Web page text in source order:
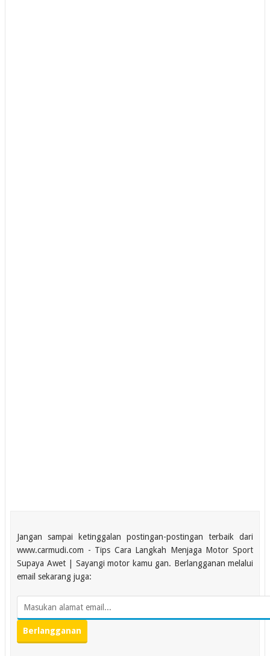
Jangan sampai ketinggalan postingan-postingan terbaik dari
www.carmudi.com - Tips Cara Langkah Menjaga Motor Sport
Supaya Awet | Sayangi motor kamu gan. Berlangganan melalui
email sekarang juga: